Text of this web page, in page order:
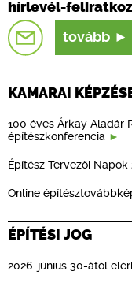
hírlevél-
tovább
KAMARAI
100 éves Árkay Aladár
építészkonferencia
Építész Tervezői Napok
Online
ÉPÍTÉSI JOG
2026. június 30-ától